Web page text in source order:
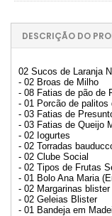
DESCRIÇÃO DO
02 Sucos de Laranja
- 02 Broas de Milho
- 08 Fatias de pão de
- 01 Porcão de
- 03 Fatias de
- 03 Fatias de Queijo
- 02 Iogurtes
- 02 Torradas
- 02 Clube Social
- 02 Tipos de Frutas
- 01 Bolo Ana Maria
- 02 Margarinas blister
- 02 Geleias Blister
- 01 Bandeja em